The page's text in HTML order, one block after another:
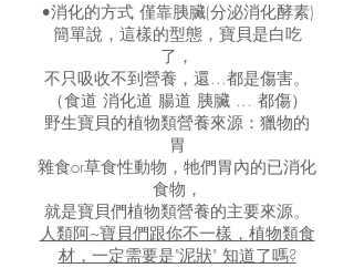
•消化的方式 僅靠胰臟(分泌消化酵素)
簡單說，這樣的型態，寶貝是白吃
了，
不只吸收不到營養，還...都是傷害。
（食道 消化道 腸道 胰臟 ... 都傷）
野生寶貝的植物類營養來源：獵物的
胃
雜食or草食性動物，牠們胃內的已消化
食物，
就是寶貝們植物類營養的主要來源。
人類阿~寶貝們跟你不一樣， 植物類食
材，一定需要是"泥狀" 知道了嗎?